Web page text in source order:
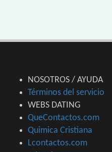
NOSOTROS / AYUDA
Términos del servicio
WEBS DATING
QueContactos.com
Quimica Cristiana
Lcontactos.com